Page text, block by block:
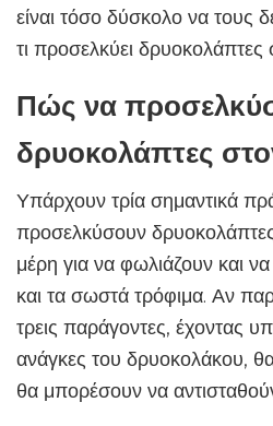
είναι τόσο δύσκολο να τους
τι προσελκύει
Πώς να
δρυοκολάπτες
Υπάρχουν τρία σημαντικά
προσελκύσουν
μέρη για να φωλιάζουν και
και τα σωστά τρόφιμα. Αν
τρεις παράγοντες, έχοντας
ανάγκες του δρυοκολάκου,
θα μπορέσουν να